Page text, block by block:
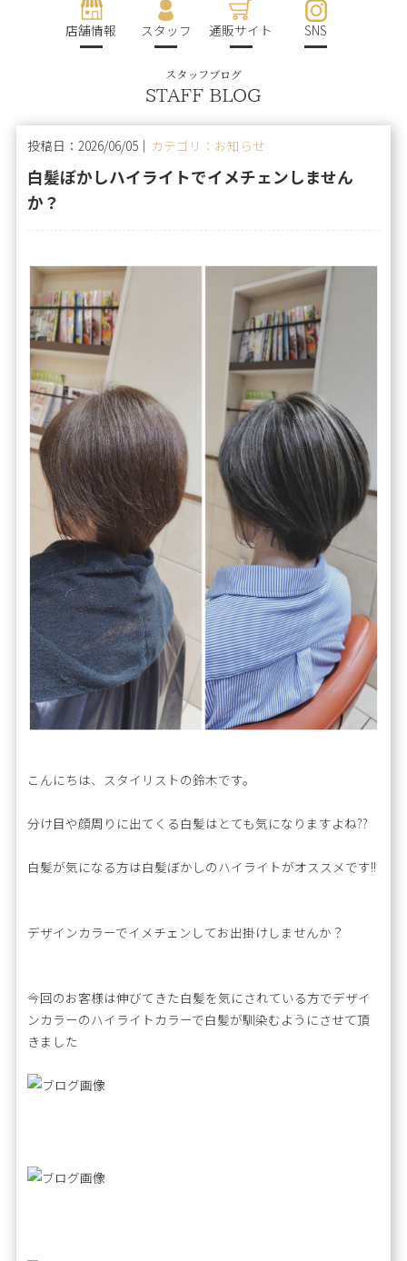
店舗情報 スタッフ 通販サイト SNS
スタッフブログ
STAFF BLOG
投稿日：2026/06/05｜ カテゴリ：お知らせ
白髪ぼかしハイライトでイメチェンしません
か？
こんにちは、スタイリストの鈴木です。
分け目や顔周りに出てくる白髪はとても気になりますよね??
白髪が気になる方は白髪ぼかしのハイライトがオススメです!!
デザインカラーでイメチェンしてお出掛けしませんか？
今回のお客様は伸びてきた白髪を気にされている方でデザイ
ンカラーのハイライトカラーで白髪が馴染むようにさせて頂
きました